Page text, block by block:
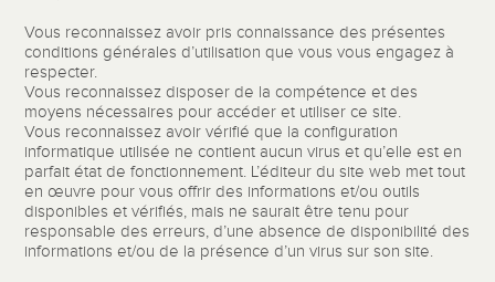
Vous reconnaissez avoir pris connaissance des présentes
conditions générales d’utilisation que vous vous engagez à
respecter.
Vous reconnaissez disposer de la compétence et des
moyens nécessaires pour accéder et utiliser ce site.
Vous reconnaissez avoir vérifié que la configuration
informatique utilisée ne contient aucun virus et qu’elle est en
parfait état de fonctionnement. L’éditeur du site web met tout
en œuvre pour vous offrir des informations et/ou outils
disponibles et vérifiés, mais ne saurait être tenu pour
responsable des erreurs, d’une absence de disponibilité des
informations et/ou de la présence d’un virus sur son site.